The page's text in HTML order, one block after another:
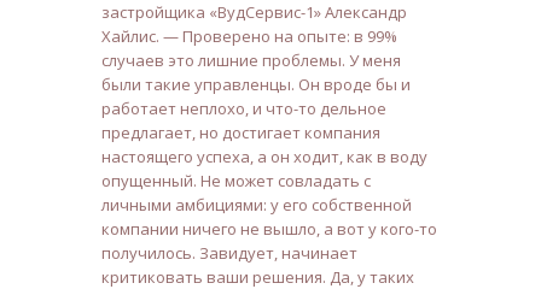
застройщика «ВудСервис-1» Александр
Хайлис. — Проверено на опыте: в 99%
случаев это лишние проблемы. У меня
были такие управленцы. Он вроде бы и
работает неплохо, и что-то дельное
предлагает, но достигает компания
настоящего успеха, а он ходит, как в воду
опущенный. Не может совладать с
личными амбициями: у его собственной
компании ничего не вышло, а вот у кого-то
получилось. Завидует, начинает
критиковать ваши решения. Да, у таких